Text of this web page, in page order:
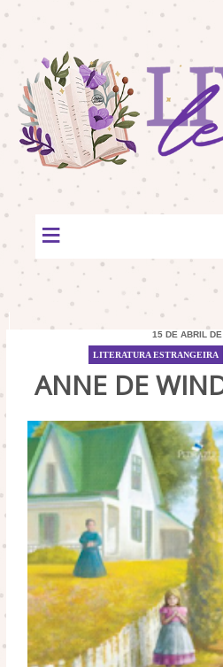
≡
15 DE ABRIL
LITERATURA ESTRANGEIRA
ANNE DE